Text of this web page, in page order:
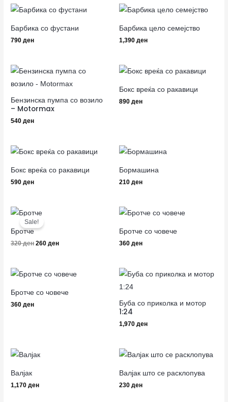
Барбика со фустани
790ден
Барбика цело семејство
1,390 ден
Бензинска пумпа со возило
– Motormax
540ден
Бокс вреќа со ракавици
890 ден
Бокс вреќа со ракавици
590ден
Бормашина
210 ден
Sale!
Бротче
320ден
Original
price
was:
260ден
Бротче со човече
360 ден
Бротче со човече
360ден
Буба со приколка и мотор
1:24
1,970 ден
Валјак
1,170ден
Валјак што се расклопува
230 ден